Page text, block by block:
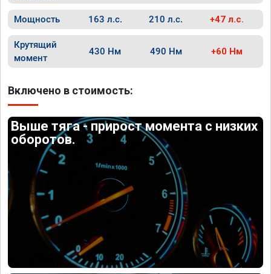
Мощность 163 л.с. 210 л.с. +47 л.с.
Крутящий
момент
430 Нм 490 Нм +60 Нм
Включено в стоимость:
Выше тяга - прирост момента с низких
оборотов.